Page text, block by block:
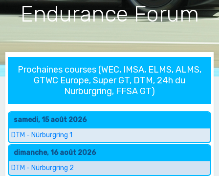
Endurance Forum
Prochaines courses (WEC, IMSA, ELMS, ALMS,
GTWC Europe, Super GT, DTM, 24h du
Nurburgring, FFSA GT)
samedi, 15 août 2026
DTM - Nürburgring 1
dimanche, 16 août 2026
DTM - Nürburgring 2